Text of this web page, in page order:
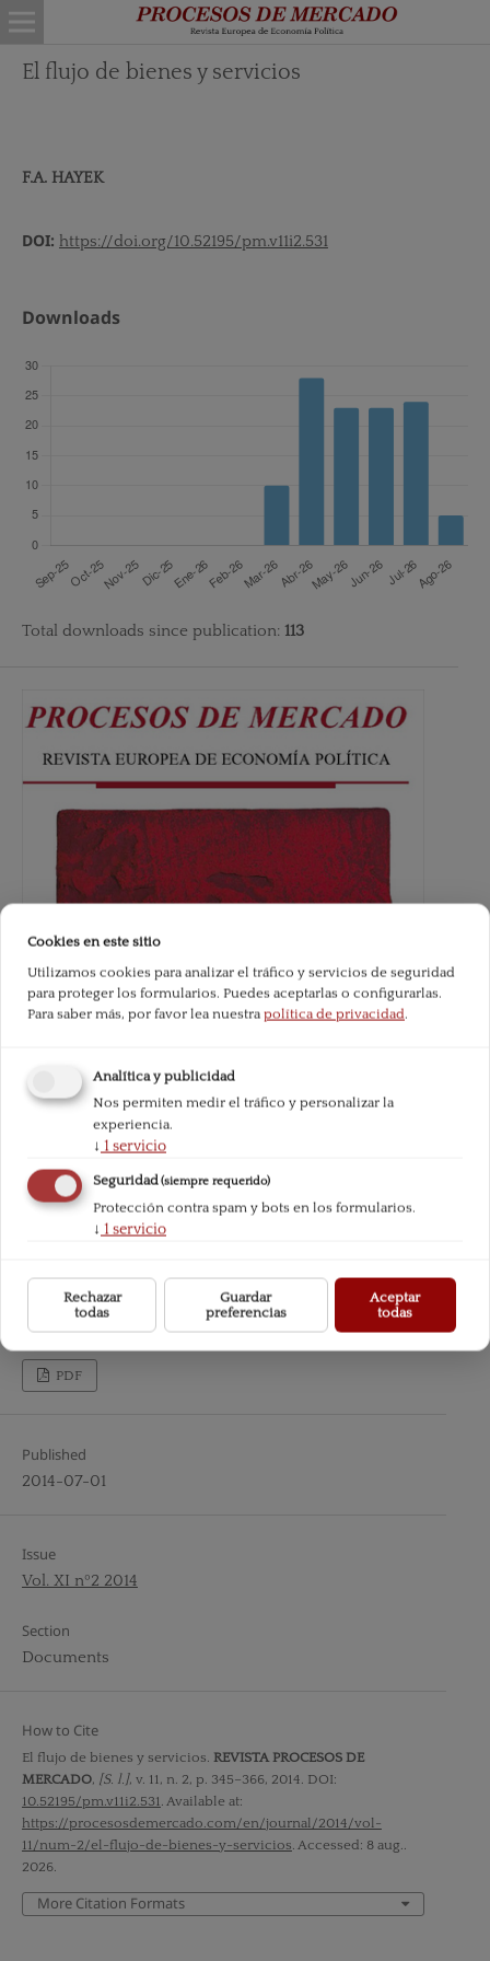
El flujo de bienes y servicios
F.A. HAYEK
DOI: https://doi.org/10.52195/pm.v11i2.531
Downloads
Total downloads since publication: 113
PDF
Published
2014-07-01
Issue
Vol. XI nº2 2014
Section
Documents
How to Cite
El flujo de bienes y servicios. REVISTA PROCESOS DE
MERCADO, [S. l.], v. 11, n. 2, p. 345–366, 2014. DOI:
10.52195/pm.v11i2.531 . Available at:
https://procesosdemercado.com/en/journal/2014/vol-
11/num-2/el-flujo-de-bienes-y-servicios . Accessed: 8 aug..
2026.
More Citation Formats
Cookies en este sitio
Utilizamos cookies para analizar el tráfico y servicios de seguridad
para proteger los formularios. Puedes aceptarlas o configurarlas.
Para saber más, por favor lea nuestra política de privacidad.
Analítica y publicidad
Nos permiten medir el tráfico y personalizar la
experiencia.
↓ 1servicio
Seguridad(siempre requerido)
Protección contra spam y bots en los formularios.
↓ 1servicio
Rechazar
todas
Guardar
preferencias
Aceptar
todas